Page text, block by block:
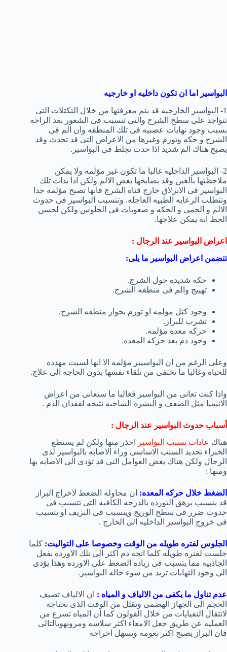
البواسير اما ان تكون داخليه او خارجيه
1- البواسير الخارجيه قد يتم معرفتها من خلال التكتلات التى
تتواجد على سطح الشرح والتى تتسبب فى الشعور بعد الراحه
بسبب وجود نهايات عصبيه فى تلك المنطقه وان الم فى
الشرج و حكه وتورم وغيرها من الاعراض التى قد تحدث وقد
يصبح هناك الم شديد اذا حدث تجلط فى البواسير.
2- البواسير الداخليه غالبا ما تكون غير مؤلمه ولا يمكن
ملاحظتها بالعين وقد يصابحها بعض الالم ولكن اذا بدات تلك
البواسير فى الانزلاق خارج قناه الشرج فانها تصبح مؤلمه جدا
وتتطلب الرعايه الطبيه العاجله. وتتسبب البواسير فى حدوث
الالم و الحمى و الحكه و صعوبات فى الجلوس ولكن لحسن
الحظ انه يمكن علاجها.
اعراض البواسير عند الرجال :
تتضمن اعراض البواسير ما يلى:
حكه شديده حول الشرج.
تهييج والم فى منطقه الشرج.
وجود كتل مؤلمه او تورم بجوار منطقه الشرج.
تشرب للبراز.
حركه معده مؤلمه.
وجود دم بعد حركه المعده.
وعلى الرغم من ان البواسيير مؤلمه الا انها لسيت مهدده
للحياه وغالبا ما تختفى من تلقاء نفسها بدون الحاجه الى علاج.
واذا كنت تعانى من البواسير فغالبا ما ستعانى من اعراض
الانيميا مثل الضعف و البشره الشاحبه نتيجه لفقدان الدم .
أسباب حدوث البواسير عند الرجال :
هناك عادات تسبب البواسير
احذر منها ولكن لم يستطع
الخبراء تحديد السبب الاساسى وراء الاصابه بالبواسير لدى
الرجال ولكن هناك بعض العوامل التى قد تؤدى الى الاصابه بها
ومنها :
الضغط خلال حركه المعده: ان محاوله الضغط لاخراج البراز
قد يتسبب يرهق التورده بالدرجه الكافيه التى تتسبب فى
حدوث ضرر فى سطح الوريج ويتسبب فى النزيف او يتسبب
فى خروج البواسير الداخليه الى الخارج .
الجلوس لفتره طويله من الوقت وخصوصا على التواليت: كلما
جلست لفتره طويله كلما اتجه دم اكثر الى تلك الاورده بفعل
الجاذبيه مما يتسبب فى زياده الضغط على الاورده وهذا يؤدى
الى وجود التهابات تزيد من سوء حاله البواسير.
عدم تناول ما يكفى من الالياف و المياه : ان الالياف تضيف
الحجم الى الجهاز الهضمى وتقلل من الوقت الذى تحتاجه
لانتقال النفيايات من خلال القولون كما ان المياه تسرع من
العمليه عن طريق جعل الامعاء اكثر سلاسه ومرونهوبالتالى
فان البراز يصبح اكثر نعومه ويسهل اخراجه